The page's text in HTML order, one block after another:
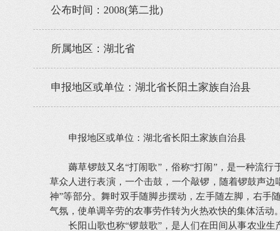
公布时间：2008(第二批)
所属地区：湖北省
申报地区或单位：湖北省长阳土家族自治县
申报地区或单位：湖北省长阳土家族自治县
薅草锣鼓又名“打闹歌”，俗称“打闹”，是一种流行
草众人进行表演，一个击鼓，一个敲锣，随着锣鼓声边
神”等部分。舞时双手随脚步摆动，左手随左脚，右手
气氛，使单调辛劳的农事劳作转为火热欢快的集体活动。
长阳山歌也称“锣鼓歌”，是人们在田间从事农业生